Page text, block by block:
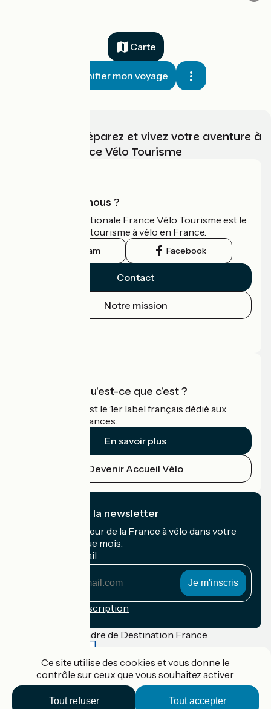
Carte
Planifier mon voyage
Choisissez, préparez et vivez votre aventure à
vélo avec France Vélo Tourisme
Qui sommes-nous ?
L'association nationale France Vélo Tourisme est le
guide officiel du tourisme à vélo en France.
Instagram Facebook
Contact
Notre mission
Accueil Vélo qu'est-ce que c'est ?
Accueil Vélo c'est le 1er label français dédié aux
cyclistes en vacances.
En savoir plus
Devenir Accueil Vélo
Je m'abonne à la newsletter
Recevez le meilleur de la France à vélo dans votre
boîte mail chaque mois.
Mon adresse mail
Conditions d'inscription
Financé dans le cadre de Destination France
Accueil Vélo Pro
Ce site utilise des cookies et vous donne le
contrôle sur ceux que vous souhaitez activer
Tout accepter
Tout refuser